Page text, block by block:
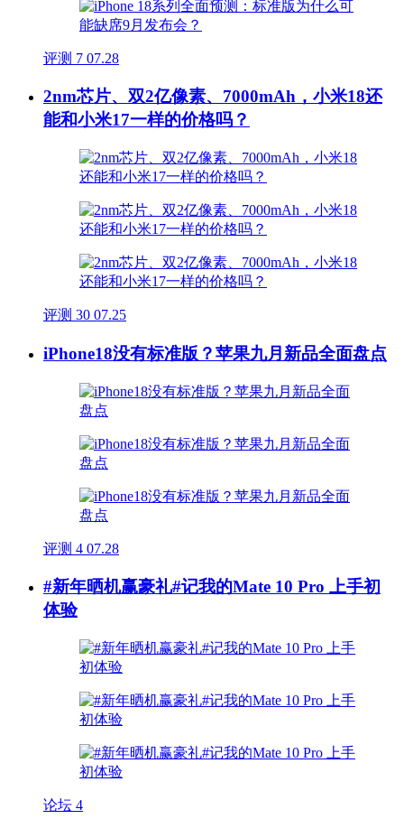
评测 7 07.28
2nm芯片、双2亿像素、7000mAh，小米18还
能和小米17一样的价格吗？
评测 30 07.25
iPhone18没有标准版？苹果九月新品全面盘点
评测 4 07.28
#新年晒机赢豪礼#记我的Mate 10 Pro 上手初
体验
论坛 4